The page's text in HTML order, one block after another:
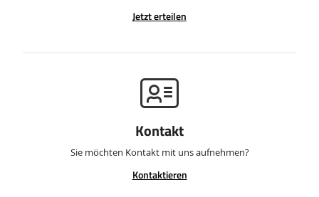
Jetzt erteilen
Kontakt
Sie möchten Kontakt mit uns aufnehmen?
Kontaktieren